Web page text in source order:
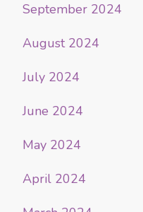
September 2024
August 2024
July 2024
June 2024
May 2024
April 2024